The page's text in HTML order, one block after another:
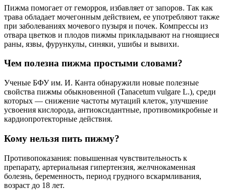
Пижма помогает от геморроя, избавляет от запоров. Так как
трава обладает мочегонным действием, ее употребляют также
при заболеваниях мочевого пузыря и почек. Компрессы из
отвара цветков и плодов пижмы прикладывают на гноящиеся
раны, язвы, фурункулы, синяки, ушибы и вывихи.
Чем полезна пижма простыми словами?
Ученые БФУ им. И. Канта обнаружили новые полезные
свойства пижмы обыкновенной (Tanacetum vulgare L.), среди
которых — снижение частоты мутаций клеток, улучшение
усвоения кислорода, антиоксидантные, противомикробные и
кардиопротекторные действия.
Кому нельзя пить пижму?
Противопоказания: повышенная чувствительность к
препарату, артериальная гипертензия, желчнокаменная
болезнь, беременность, период грудного вскармливания,
возраст до 18 лет.